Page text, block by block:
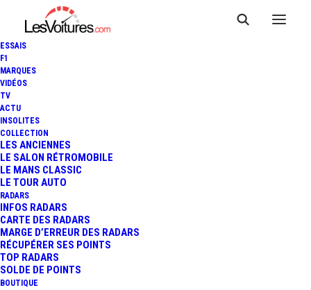
ESSAIS
F1
MARQUES
VIDÉOS
TV
ACTU
INSOLITES
COLLECTION
LES ANCIENNES
LE SALON RÉTROMOBILE
LE MANS CLASSIC
LE TOUR AUTO
RADARS
INFOS RADARS
CARTE DES RADARS
MARGE D’ERREUR DES RADARS
RÉCUPÉRER SES POINTS
TOP RADARS
SOLDE DE POINTS
BOUTIQUE
CONSEILS POUR LOUER UNE
VOITURE SANS STRESS SUR
4 Minutes